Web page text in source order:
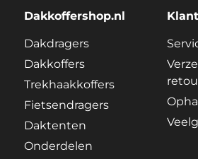
Dakkoffershop.nl
Dakdragers
Dakkoffers
Trekhaakkoffers
Fietsendragers
Daktenten
Onderdelen